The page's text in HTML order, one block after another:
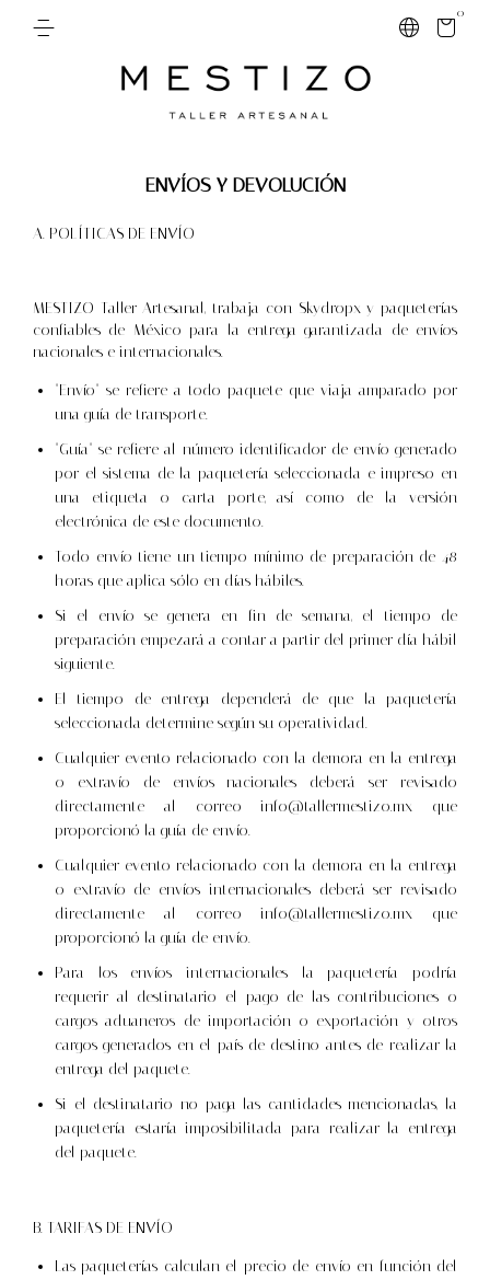
0
ENVÍOS Y DEVOLUCIÓN
A. POLÍTICAS DE ENVÍO
MESTIZO Taller Artesanal, trabaja con Skydropx y paqueterías
confiables de México para la entrega garantizada de envíos
nacionales e internacionales.
"Envío" se refiere a todo paquete que viaja amparado por
una guía de transporte.
"Guía" se refiere al número identificador de envío generado
por el sistema de la paquetería seleccionada e impreso en
una etiqueta o carta porte, así como de la versión
electrónica de este documento.
Todo envío tiene un tiempo mínimo de preparación de 48
horas que aplica sólo en días hábiles.
Si el envío se genera en fin de semana, el tiempo de
preparación empezará a contar a partir del primer día hábil
siguiente.
El tiempo de entrega dependerá de que la paquetería
seleccionada determine según su operatividad.
Cualquier evento relacionado con la demora en la entrega
o extravío de envíos nacionales deberá ser revisado
directamente al correoinfo@tallermestizo.mx que
proporcionó la guía de envío.
Cualquier evento relacionado con la demora en la entrega
o extravío de envíos internacionales deberá ser revisado
directamente al correoinfo@tallermestizo.mx que
proporcionó la guía de envío.
Para los envíos internacionales la paquetería podría
requerir al destinatario el pago de las contribuciones o
cargos aduaneros de importación o exportación y otros
cargos generados en el país de destino antes de realizar la
entrega del paquete.
Si el destinatario no paga las cantidades mencionadas, la
paquetería estaría imposibilitada para realizar la entrega
del paquete.
B. TARIFAS DE ENVÍO
Las paqueterías calculan el precio de envío en función del